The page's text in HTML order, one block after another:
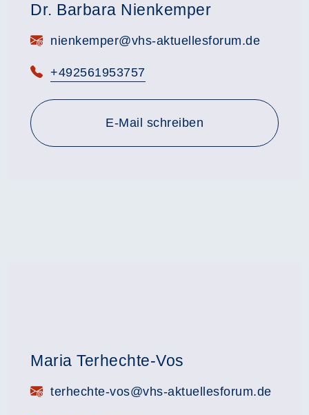
Dr. Barbara Nienkemper
E-Mail:nienkemper@vhs-aktuellesforum.de
Telefon:
+492561953757
E-Mail schreiben
Maria Terhechte-Vos
E-Mail:terhechte-vos@vhs-aktuellesforum.de